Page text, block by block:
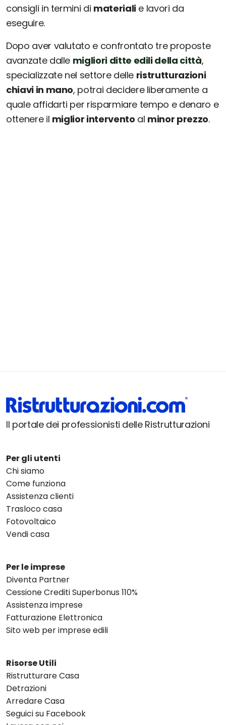
consigli in termini di materialie lavori da
eseguire.
Dopo aver valutato e confrontato tre proposte
avanzate dalle migliori ditte edili della città,
specializzate nel settore delle ristrutturazioni
chiavi in mano, potrai decidere liberamente a
quale affidarti per risparmiare tempo e denaro e
ottenere il miglior intervento al minor prezzo.
Il portale dei professionisti delle Ristrutturazioni
Per gli utenti
Chi siamo
Come funziona
Assistenza clienti
Trasloco casa
Fotovoltaico
Vendi casa
Per le imprese
Diventa Partner
Cessione Crediti Superbonus 110%
Assistenza imprese
Fatturazione Elettronica
Sito web per imprese edili
Risorse Utili
Ristrutturare Casa
Detrazioni
Arredare Casa
Seguici su Facebook